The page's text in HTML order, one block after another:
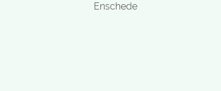
Enschede